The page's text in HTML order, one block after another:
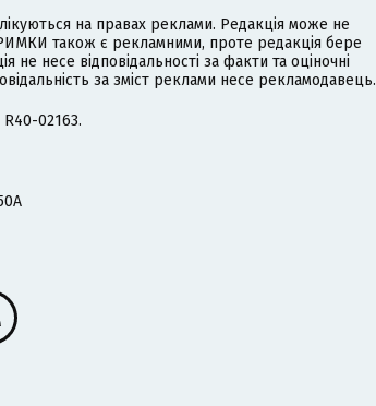
на правах реклами. Редакція може не
також є рекламними, проте редакція бере
не несе відповідальності за факти та оціночні
за зміст реклами несе рекламодавець.
R40-02163.